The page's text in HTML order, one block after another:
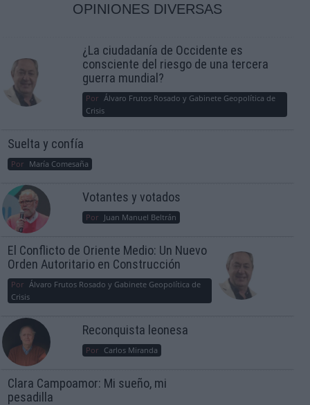
OPINIONES DIVERSAS
¿La ciudadanía de Occidente es
consciente del riesgo de una tercera
guerra mundial?
Por Álvaro Frutos Rosado y Gabinete Geopolítica de
Crisis
Suelta y confía
Por María Comesaña
Votantes y votados
Por Juan Manuel Beltrán
El Conflicto de Oriente Medio: Un Nuevo
Orden Autoritario en Construcción
Por Álvaro Frutos Rosado y Gabinete Geopolítica de
Crisis
Reconquista leonesa
Por Carlos Miranda
Clara Campoamor: Mi sueño, mi
pesadilla